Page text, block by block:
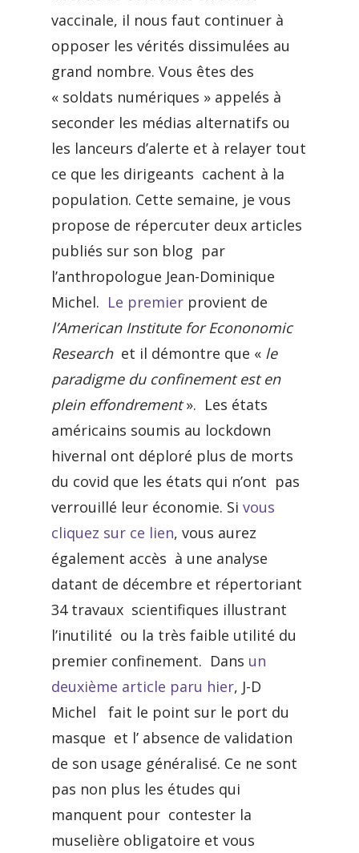
vaccinale, il nous faut continuer à
opposer les vérités dissimulées au
grand nombre. Vous êtes des
« soldats numériques » appelés à
seconder les médias alternatifs ou
les lanceurs d’alerte et à relayer tout
ce que les dirigeants cachent à la
population. Cette semaine, je vous
propose de répercuter deux articles
publiés sur son blog par
l’anthropologue Jean-Dominique
Michel. Le premier provient de
l’American Institute for Econonomic
Researchet il démontre que « le
paradigme du confinement est en
plein effondrement». Les états
américains soumis au lockdown
hivernal ont déploré plus de morts
du covid que les états qui n’ont pas
verrouillé leur économie. Si vous
cliquez sur ce lien, vous aurez
également accès à une analyse
datant de décembre et répertoriant
34 travaux scientifiques illustrant
l’inutilité ou la très faible utilité du
premier confinement. Dans un
deuxième article paru hier, J-D
Michel fait le point sur le port du
masque et l’ absence de validation
de son usage généralisé. Ce ne sont
pas non plus les études qui
manquent pour contester la
muselière obligatoire et vous